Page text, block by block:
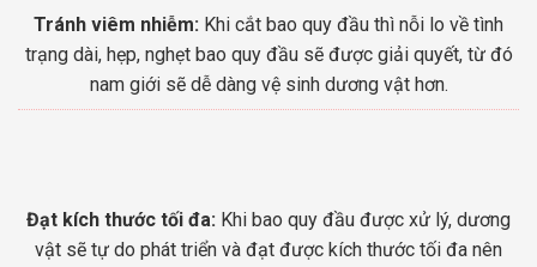
Tránh viêm nhiễm: Khi cắt bao quy đầu thì nỗi lo về tình
trạng dài, hẹp, nghẹt bao quy đầu sẽ được giải quyết, từ đó
nam giới sẽ dễ dàng vệ sinh dương vật hơn.
Đạt kích thước tối đa: Khi bao quy đầu được xử lý, dương
vật sẽ tự do phát triển và đạt được kích thước tối đa nên